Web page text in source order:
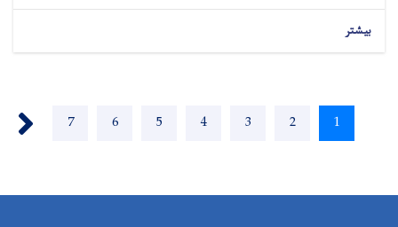
بیشتر
Current
1
Page
2
Page
3
Page
4
Page
5
Page
6
Page
7